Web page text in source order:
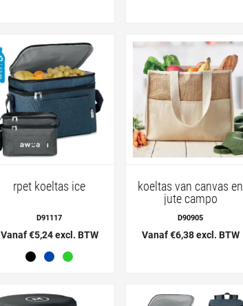
rpet koeltas ice
D91117
Vanaf €5,24 excl. BTW
koeltas van canvas en
jute campo
D90905
Vanaf €6,38 excl. BTW